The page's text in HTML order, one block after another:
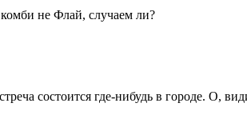
не Флай, случаем ли?
состоится где-нибудь в городе. О,